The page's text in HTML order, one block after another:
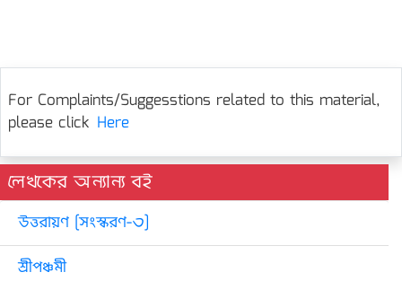
For Complaints/Suggesstions related to this material,
please click Here
লেখকের অন্যান্য বই
উত্তরায়ণ [সংস্করণ-৩]
শ্রীপঞ্চমী